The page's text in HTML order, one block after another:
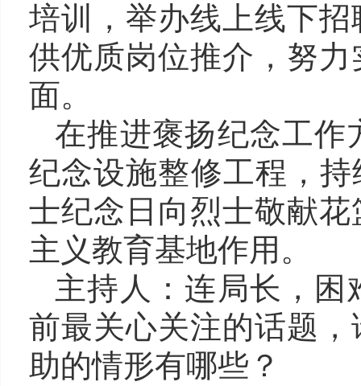
培训，举办线上线下
供优质岗位推介，努
面。
在推进褒扬纪念工作
纪念设施整修工程，持
士纪念日向烈士敬献
主义教育基地作用。
主持人： 连局长，困
前最关心关注的话题，
助的情形有哪些？